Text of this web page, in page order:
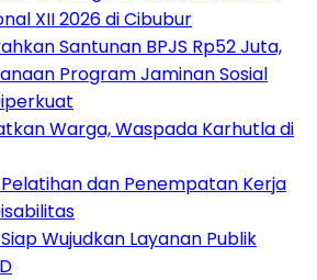
XII 2026 di Cibubur
Santunan BPJS Rp52 Juta,
Program Jaminan Sosial
Warga, Waspada Karhutla di
dan Penempatan Kerja
Wujudkan Layanan Publik